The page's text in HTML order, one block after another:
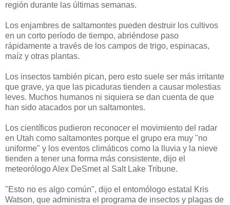
región durante las últimas semanas.
Los enjambres de saltamontes pueden destruir los cultivos
en un corto período de tiempo, abriéndose paso
rápidamente a través de los campos de trigo, espinacas,
maíz y otras plantas.
Los insectos también pican, pero esto suele ser más irritante
que grave, ya que las picaduras tienden a causar molestias
leves. Muchos humanos ni siquiera se dan cuenta de que
han sido atacados por un saltamontes.
Los científicos pudieron reconocer el movimiento del radar
en Utah como saltamontes porque el grupo era muy "no
uniforme" y los eventos climáticos como la lluvia y la nieve
tienden a tener una forma más consistente, dijo el
meteorólogo Alex DeSmet al Salt Lake Tribune.
"Esto no es algo común", dijo el entomólogo estatal Kris
Watson, que administra el programa de insectos y plagas de